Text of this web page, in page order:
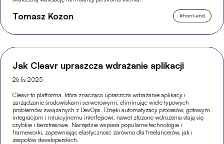
Tomasz Kozon #front-end
Jak Cleavr upraszcza wdrażanie aplikacji
26 lis 2025
Cleavr to platforma, która znacząco upraszcza wdrażanie aplikacji i
zarządzanie środowiskami serwerowymi, eliminując wiele typowych
problemów związanych z DevOps. Dzięki automatyzacji procesów, gotowym
integracjom i intuicyjnemu interfejsowi, nawet złożone wdrożenia stają się
szybkie i bezstresowe. Narzędzie wspiera popularne technologie i
frameworki, zapewniając elastyczność zarówno dla freelancerów, jak i
zespołów developerskich.